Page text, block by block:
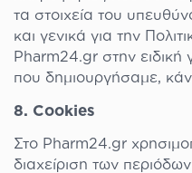
τα στοιχεία του
και γενικά για την
Pharm24.gr στην ειδική
που δημιουργήσαμε,
8. Cookies
Στο Pharm24.gr
διαχείριση των